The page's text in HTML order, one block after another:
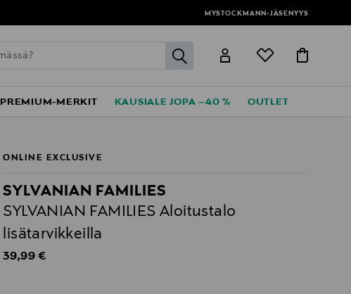
MYSTOCKMANN-JÄSENYYS
label.header.go
PREMIUM-MERKIT KAUSIALE JOPA –40 % OUTLET
ONLINE EXCLUSIVE
SYLVANIAN FAMILIES
SYLVANIAN FAMILIES Aloitustalo
lisätarvikkeilla
Original Price
39,99 €